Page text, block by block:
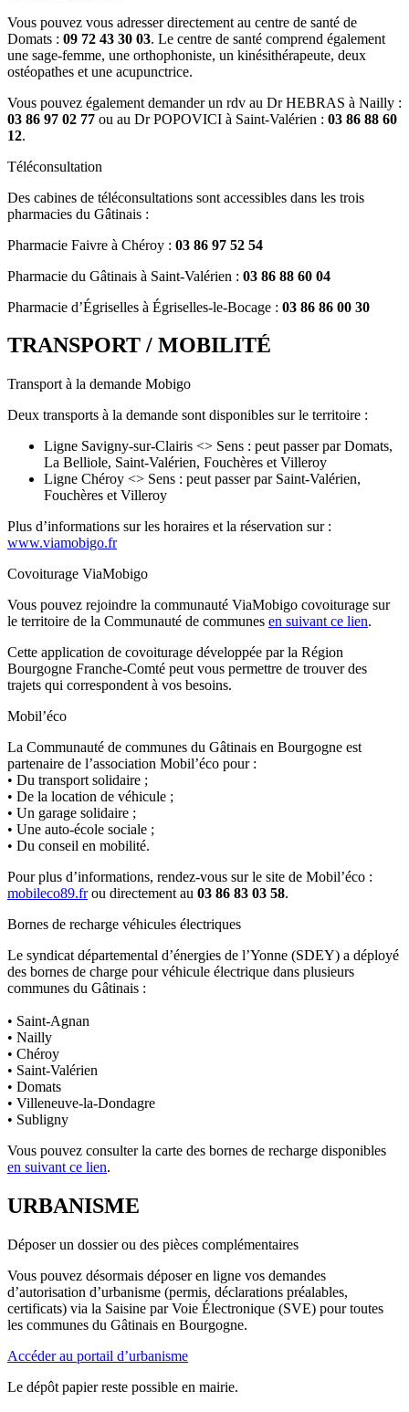
Vous pouvez vous adresser directement au centre de santé de
Domats : 09 72 43 30 03. Le centre de santé comprend également
une sage-femme, une orthophoniste, un kinésithérapeute, deux
ostéopathes et une acupunctrice.
Vous pouvez également demander un rdv au Dr HEBRAS à Nailly :
03 86 97 02 77 ou au Dr POPOVICI à Saint-Valérien : 03 86 88 60
12.
Téléconsultation
Des cabines de téléconsultations sont accessibles dans les trois
pharmacies du Gâtinais :
Pharmacie Faivre à Chéroy : 03 86 97 52 54
Pharmacie du Gâtinais à Saint-Valérien : 03 86 88 60 04
Pharmacie d’Égriselles à Égriselles-le-Bocage : 03 86 86 00 30
TRANSPORT / MOBILITÉ
Transport à la demande Mobigo
Deux transports à la demande sont disponibles sur le territoire :
Ligne Savigny-sur-Clairis <> Sens : peut passer par Domats,
La Belliole, Saint-Valérien, Fouchères et Villeroy
Ligne Chéroy <> Sens : peut passer par Saint-Valérien,
Fouchères et Villeroy
Plus d’informations sur les horaires et la réservation sur :
www.viamobigo.fr
Covoiturage ViaMobigo
Vous pouvez rejoindre la communauté ViaMobigo covoiturage sur
le territoire de la Communauté de communes en suivant ce lien.
Cette application de covoiturage développée par la Région
Bourgogne Franche-Comté peut vous permettre de trouver des
trajets qui correspondent à vos besoins.
Mobil’éco
La Communauté de communes du Gâtinais en Bourgogne est
partenaire de l’association Mobil’éco pour :
• Du transport solidaire ;
• De la location de véhicule ;
• Un garage solidaire ;
• Une auto-école sociale ;
• Du conseil en mobilité.
Pour plus d’informations, rendez-vous sur le site de Mobil’éco :
mobileco89.frou directement au 03 86 83 03 58.
Bornes de recharge véhicules électriques
Le syndicat départemental d’énergies de l’Yonne (SDEY) a déployé
des bornes de charge pour véhicule électrique dans plusieurs
communes du Gâtinais :
• Saint-Agnan
• Nailly
• Chéroy
• Saint-Valérien
• Domats
• Villeneuve-la-Dondagre
• Subligny
Vous pouvez consulter la carte des bornes de recharge disponibles
en suivant ce lien.
URBANISME
Déposer un dossier ou des pièces complémentaires
Vous pouvez désormais déposer en ligne vos demandes
d’autorisation d’urbanisme (permis, déclarations préalables,
certificats) via la Saisine par Voie Électronique (SVE) pour toutes
les communes du Gâtinais en Bourgogne.
Accéder au portail d’urbanisme
Le dépôt papier reste possible en mairie.